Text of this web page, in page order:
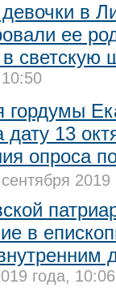
в
ее
в светскую
гордумы
дату 13
опроса
2019
в
года, 10:06